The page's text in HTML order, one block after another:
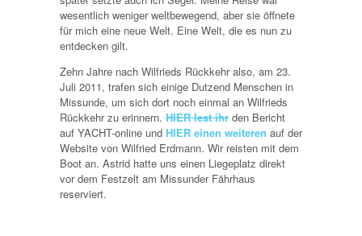
wesentlich weniger weltbewegend, aber sie öffnete
für mich eine neue Welt. Eine Welt, die es nun zu
entdecken gilt.
Zehn Jahre nach Wilfrieds Rückkehr also, am 23.
Juli 2011, trafen sich einige Dutzend Menschen in
Missunde, um sich dort noch einmal an Wilfrieds
Rückkehr zu erinnern. HIER lest ihr den Bericht
auf YACHT-online und HIER einen weiteren auf der
Website von Wilfried Erdmann. Wir reisten mit dem
Boot an. Astrid hatte uns einen Liegeplatz direkt
vor dem Festzelt am Missunder Fährhaus
reserviert.